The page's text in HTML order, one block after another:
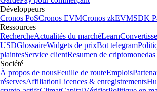
Développeurs
Cronos PoSCronos EVMCronos zkEVMSDK
Ressources
RechercheActualités du marchéLearn
USDGlossaireWidgets de prixBot telegram
plaintesService clientResumen de criptomonedas
Société
À propos de nousFeuille de routeEmplois
réservesAffiliationLicences & enregistrements